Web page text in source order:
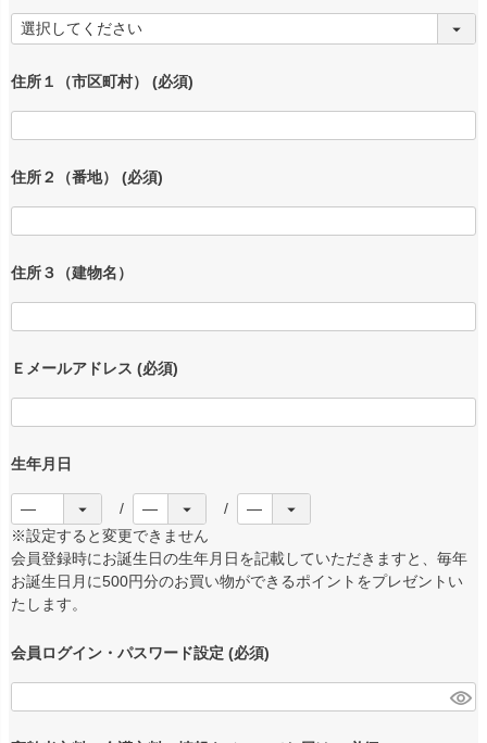
住所１（市区町村） (必須)
住所２（番地） (必須)
住所３（建物名）
Ｅメールアドレス (必須)
生年月日
※設定すると変更できません
会員登録時にお誕生日の生年月日を記載していただきますと、毎年
お誕生日月に500円分のお買い物ができるポイントをプレゼントい
たします。
会員ログイン・パスワード設定 (必須)